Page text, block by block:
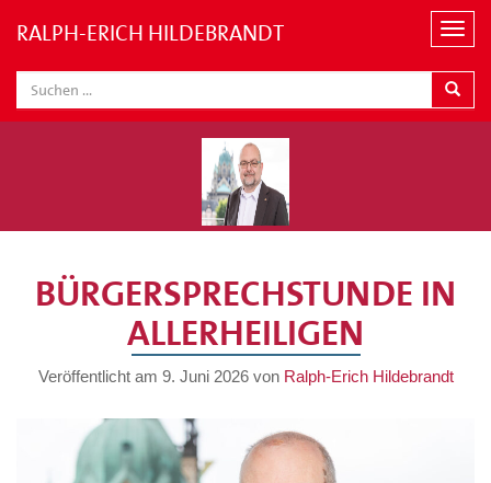
N
v
i
o
RALPH-ERICH HILDEBRANDT
BÜRGERSPRECHSTUNDE IN
ALLERHEILIGEN
Veröffentlicht am 9. Juni 2026von Ralph-Erich Hildebrandt